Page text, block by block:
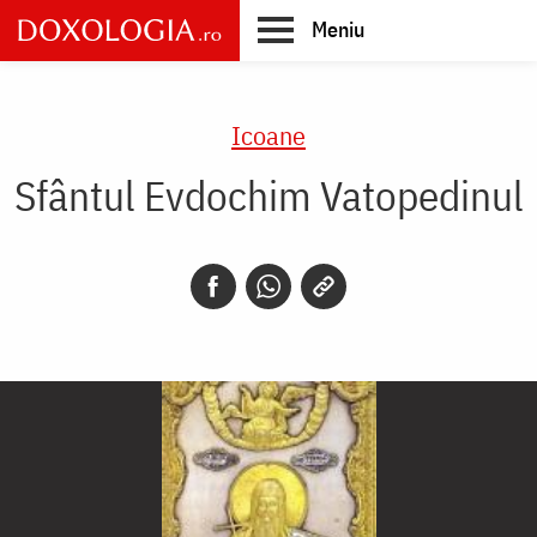
Skip
to
main
Meniu
Icoane
Sfântul Evdochim Vatopedinul